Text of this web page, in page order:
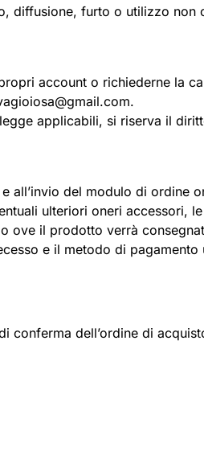
diffusione, furto o utilizzo
account o richiederne la
.
applicabili, si riserva il
all’invio del modulo di ordine
ulteriori oneri accessori,
ove il prodotto verrà
e il metodo di pagamento
conferma dell’ordine di